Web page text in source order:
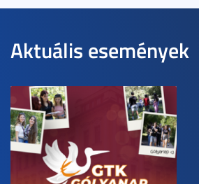
Aktuális események